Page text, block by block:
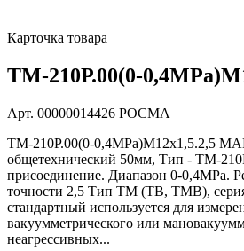
Карточка товара
ТМ-210Р.00(0-
Арт. 00000014426 РОСМА
ТМ-210Р.00(0-0,4MPa)M12x1,5.2,5
общетехнический 50мм, Тип - ТМ-
присоединение. Диапазон 0-0,4MPa.
точности 2,5 Тип ТМ (ТВ, ТМВ),
стандартный используется для
вакуумметрического или
неагрессивных...